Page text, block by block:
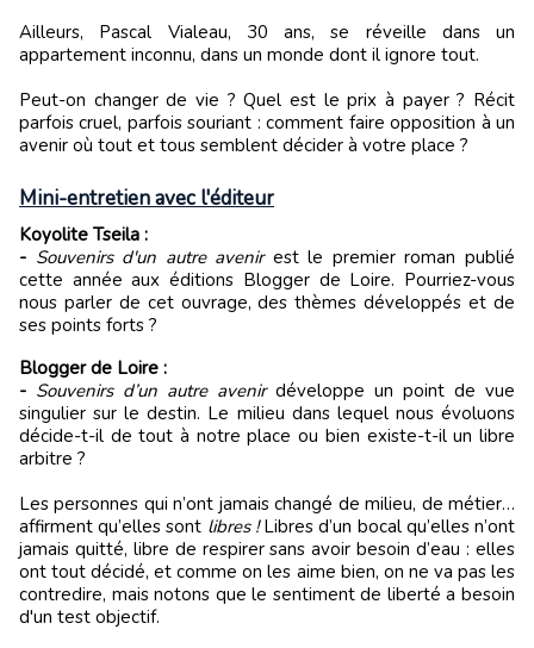
Ailleurs, Pascal Vialeau, 30 ans, se réveille dans un
appartement inconnu, dans un monde dont il ignore tout.
Peut-on changer de vie ? Quel est le prix à payer ? Récit
parfois cruel, parfois souriant : comment faire opposition à un
avenir où tout et tous semblent décider à votre place ?
Mini-entretien avec l'éditeur
Koyolite Tseila :
- Souvenirs d'un autre avenirest le premier roman publié
cette année aux éditions Blogger de Loire. Pourriez-vous
nous parler de cet ouvrage, des thèmes développés et de
ses points forts ?
Blogger de Loire :
- Souvenirs d’un autre avenirdéveloppe un point de vue
singulier sur le destin. Le milieu dans lequel nous évoluons
décide-t-il de tout à notre place ou bien existe-t-il un libre
arbitre ?
Les personnes qui n’ont jamais changé de milieu, de métier…
affirment qu’elles sont libres !Libres d’un bocal qu’elles n’ont
jamais quitté, libre de respirer sans avoir besoin d’eau : elles
ont tout décidé, et comme on les aime bien, on ne va pas les
contredire, mais notons que le sentiment de liberté a besoin
d'un test objectif.